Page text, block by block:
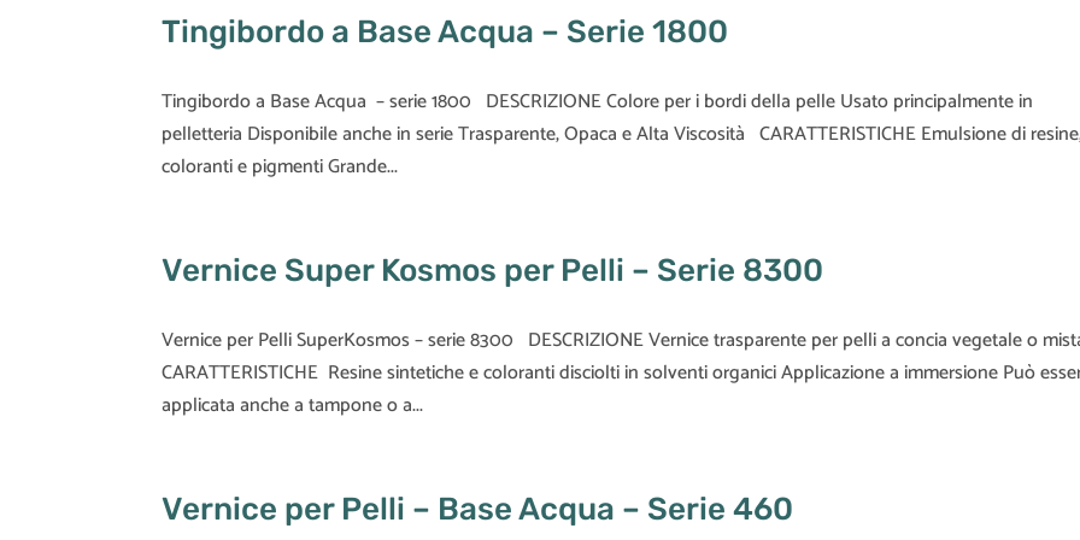
Tingibordo a Base Acqua – Serie 1800
Tingibordo a Base Acqua – serie 1800 DESCRIZIONE Colore per i bordi della pelle Usato principalmente in
pelletteria Disponibile anche in serie Trasparente, Opaca e Alta Viscosità CARATTERISTICHE Emulsione di
coloranti e pigmenti Grande...
Vernice Super Kosmos per Pelli – Serie 8300
Vernice per Pelli SuperKosmos – serie 8300 DESCRIZIONE Vernice trasparente per pelli a concia vegetale o
CARATTERISTICHE Resine sintetiche e coloranti disciolti in solventi organici Applicazione a immersione Può
applicata anche a tampone o a...
Vernice per Pelli – Base Acqua – Serie 460